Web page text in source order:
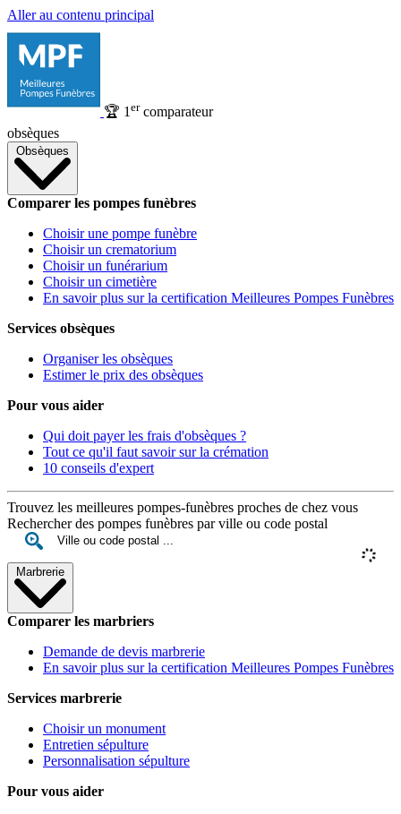
Aller au contenu principal
🏆 1 ercomparateur
obsèques
Obsèques
Comparer les pompes funèbres
Choisir une pompe funèbre
Choisir un crematorium
Choisir un funérarium
Choisir un cimetière
En savoir plus sur la certification Meilleures Pompes Funèbres
Services obsèques
Organiser les obsèques
Estimer le prix des obsèques
Pour vous aider
Qui doit payer les frais d'obsèques ?
Tout ce qu'il faut savoir sur la crémation
10 conseils d'expert
Trouvez les meilleures pompes-funèbres proches de chez vous
Rechercher des pompes funèbres par ville ou code postal
Marbrerie
Comparer les marbriers
Demande de devis marbrerie
En savoir plus sur la certification Meilleures Pompes Funèbres
Services marbrerie
Choisir un monument
Entretien sépulture
Personnalisation sépulture
Pour vous aider